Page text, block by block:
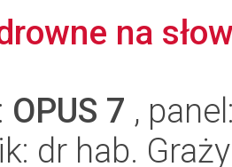
na
OPUS 7 ,
dr hab.